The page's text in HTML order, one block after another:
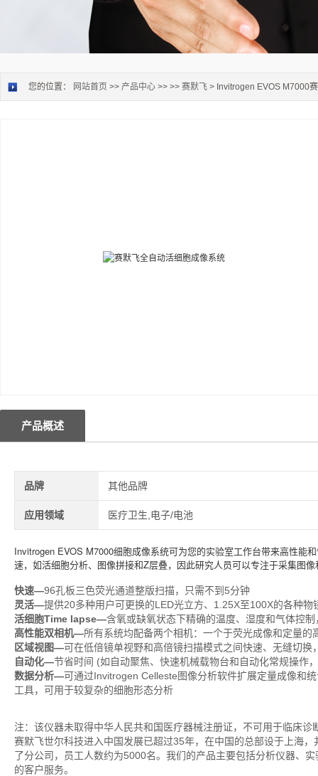
您的位置： 网站首页 >> 产品中心 >> >> 赛默飞 > Invitrogen EVOS M7000
产品概述
品牌 其他品牌
应用领域 医疗卫生,电子/电池
Invitrogen EVOS M7000细胞成像系统可为您的实验室工作台带来高性能
速，如活细胞分析、图像拼接和Z层叠，因此研究人员可以专注于采集图
快速—96孔板三色荧光通道整版扫描，只需不到5分钟
灵活—提供20多种用户可更换的LED光立方、1.25X至100X的各种
活细胞Time lapse—含氧或缺氧状态下精确的温度、湿度和气体控
高性能双相机—所有系统均配备两个相机：一个于荧光成像和定量
区域视图—可在低倍镜单视野和高倍镜扫描模式之间快速、无缝切换
自动化—节省时间 (如自动聚焦、快速机械载物台和自动化常规操作
数据分析—可通过Invitrogen Celleste图像分析软件扩展定量成像和
工具，可用于较复杂的细胞形态分析
注：该仪器未取得中华人民共和国医疗器械注册证，不可用于临床诊
赛默飞世尔科技进入中国发展已超过35年，在中国的总部设于上海
了分公司，员工人数约为5000名。我们的产品主要包括分析仪器、
的客户服务。